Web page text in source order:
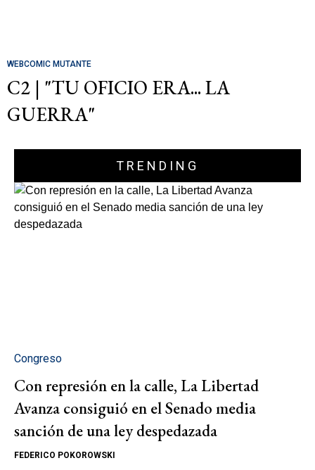
WEBCOMIC MUTANTE
C2 | "TU OFICIO ERA... LA
GUERRA"
TRENDING
Congreso
Con represión en la calle, La Libertad
Avanza consiguió en el Senado media
sanción de una ley despedazada
FEDERICO POKOROWSKI